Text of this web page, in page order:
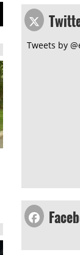
Tweets by